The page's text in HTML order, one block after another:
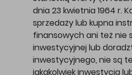
dnia 23 kwietnia 1964 r.
sprzedaży lub kupna
finansowych ani też nie
inwestycyjnej lub
inwestycyjnego, nie są
jakakolwiek inwestycja